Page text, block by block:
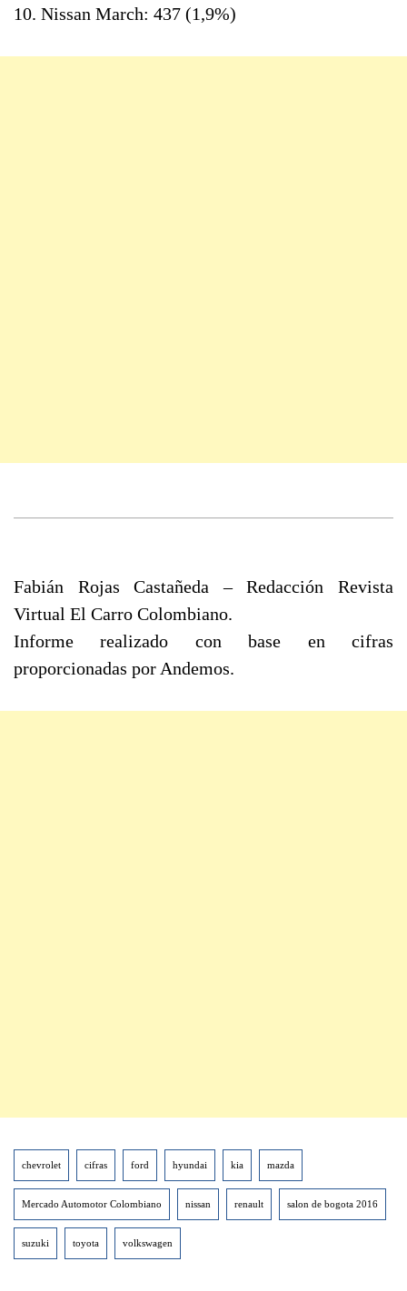
10. Nissan March: 437 (1,9%)
Fabián Rojas Castañeda – Redacción Revista
Virtual El Carro Colombiano.
Informe realizado con base en cifras
proporcionadas por Andemos.
chevrolet cifras ford hyundai kia mazda
Mercado Automotor Colombiano nissan renault salon de bogota 2016
suzuki toyota volkswagen